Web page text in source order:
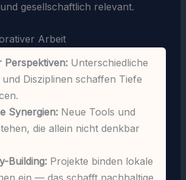
gesellschaftlich relevant.
Arbeit
Perspektiven:Unterschiedliche
Disziplinen schaffen Tiefe
Synergien:Neue Tools und
die allein nicht denkbar
Building:Projekte binden lokale